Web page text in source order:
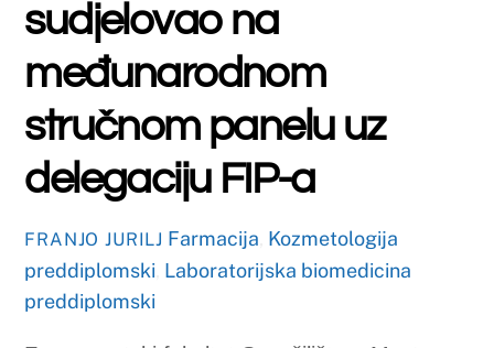
za upis na studij farmacije.
Stručni panel okupio je vodeće domaće i
međunarodne predstavnike akademske i
profesionalne zajednice, uključujući
predsjednika FIP-a i predstavnike Sekcije za
javno ljekarništvo (CPS), dekane
te ugledne profesore s europskih sveučilišta.
U raspravi su otvorena ključna pitanja razvoja